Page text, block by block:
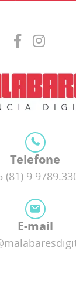
Telefone
(81) 9
E-mail